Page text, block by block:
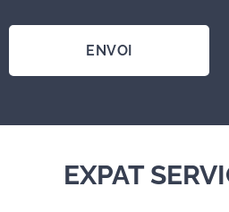
ENVOI
EXPAT